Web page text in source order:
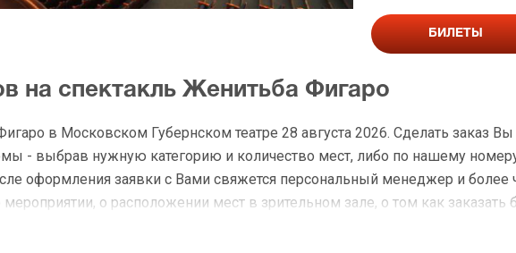
БИЛЕТЫ
на спектакль Женитьба Фигаро
в Московском Губернском театре 28 августа 2026. Сделать заказ
- выбрав нужную категорию и количество мест, либо по нашему
оформления заявки с Вами свяжется персональный менеджер и более
о расположении мест в зрительном зале, о том как заказать